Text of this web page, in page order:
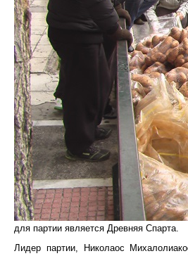
для партии является Древняя Спарта.
Лидер партии, Николаос